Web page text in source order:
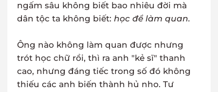
ngấm sâu không biết bao nhiêu đời mà
dân tộc ta không biết: học để làm quan.
Ông nào không làm quan được nhưng
trót học chữ rồi, thì ra anh "kẻ sĩ" thanh
cao, nhưng đáng tiếc trong số đó không
thiếu các anh biến thành hủ nho. Tư